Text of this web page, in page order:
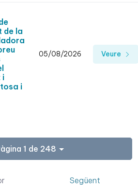
de la
i
i
05/08/2026 Veure
1 de 248
Següent